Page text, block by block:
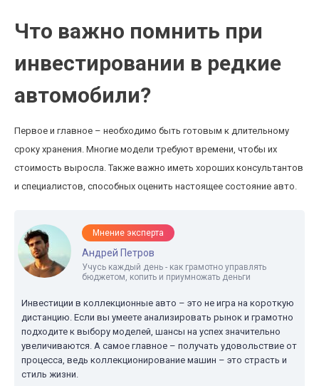
Что важно помнить при
инвестировании в редкие
автомобили?
Первое и главное – необходимо быть готовым к длительному
сроку хранения. Многие модели требуют времени, чтобы их
стоимость выросла. Также важно иметь хороших консультантов
и специалистов, способных оценить настоящее состояние авто.
Мнение эксперта
Андрей Петров
Учусь каждый день - как грамотно управлять
бюджетом, копить и приумножать деньги
Инвестиции в коллекционные авто – это не игра на короткую
дистанцию. Если вы умеете анализировать рынок и грамотно
подходите к выбору моделей, шансы на успех значительно
увеличиваются. А самое главное – получать удовольствие от
процесса, ведь коллекционирование машин – это страсть и
стиль жизни.